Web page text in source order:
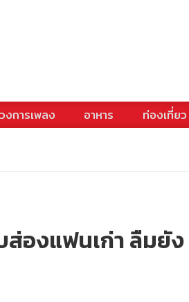
งการเพลง อาหาร ท่องเที่ยว
ส่องแฟนเก่า ลืมยัง